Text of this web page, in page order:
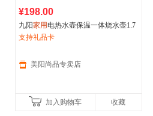
¥198.00
九阳家用 电热水壶保温一体烧水壶1.7
升不锈钢五段控温除氯电水壶
支持礼品卡
美阳尚品专卖店
加入购物车 收藏